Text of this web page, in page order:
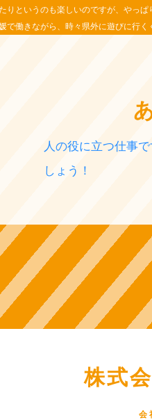
りというのも楽しいのですが、やっ
で働きながら、時々県外に遊びに行く
人の役に立つ仕事
しょう！
株式
会